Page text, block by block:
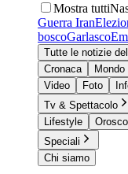
Mostra tutti
Guerra Iran
boscoGarlasco
Tutte le notizie
Cronaca
Mondo
Video
Foto
Tv & Spettacolo
Lifestyle
Speciali
Chi siamo